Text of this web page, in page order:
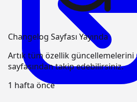
Changelog Sayfası Yayında
Artık tüm özellik güncellemelerini
sayfasından takip edebilirsiniz.
1 hafta önce